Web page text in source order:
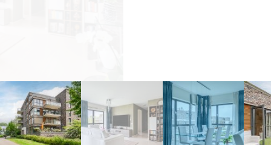
– Lindepark 75, 1185 LD –